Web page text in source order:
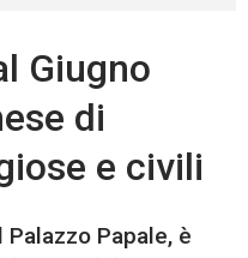
Giugno
di
e civili
Papale, è